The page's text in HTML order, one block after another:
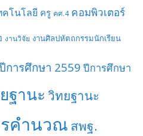
คโนโลยี ครู คศ.4 คอมพิวเตอร์
งานวิจัย งานศิลปหัตถกรรมนักเรียน
การศึกษา 2559 ปีการศึกษา
ฐานะ วิทยฐานะ
คำนวณ สพฐ.